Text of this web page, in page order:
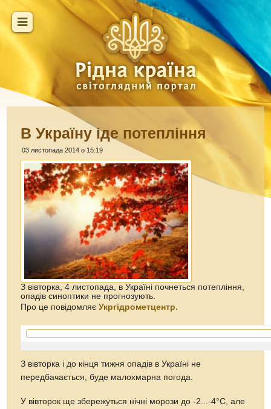
В Україну іде потепління
03 листопада 2014 о 15:19
З вівторка, 4 листопада, в Україні почнеться потепління,
опадів синоптики не прогнозують.
Про це повідомляєУкргідрометцентр.
З вівторка і до кінця тижня опадів в Україні не
передбачається, буде малохмарна погода.
У вівторок ще збережуться нічні морози до -2...-4°С, але